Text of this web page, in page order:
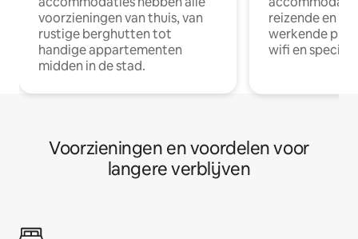
voorzieningen van thuis, van
rustige berghutten tot
handige appartementen
midden in de stad.
reizende en
werkende
wifi en
Voorzieningen en voordelen voor
langere verblijven